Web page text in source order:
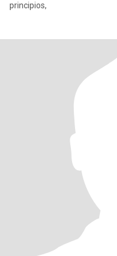
principios,